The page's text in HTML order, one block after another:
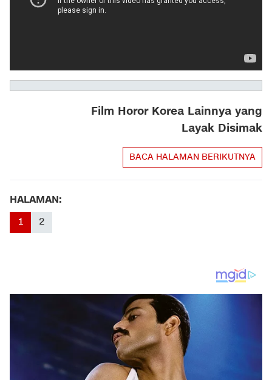
Film Horor Korea Lainnya yang
Layak Disimak
BACA HALAMAN BERIKUTNYA
HALAMAN:
1 2